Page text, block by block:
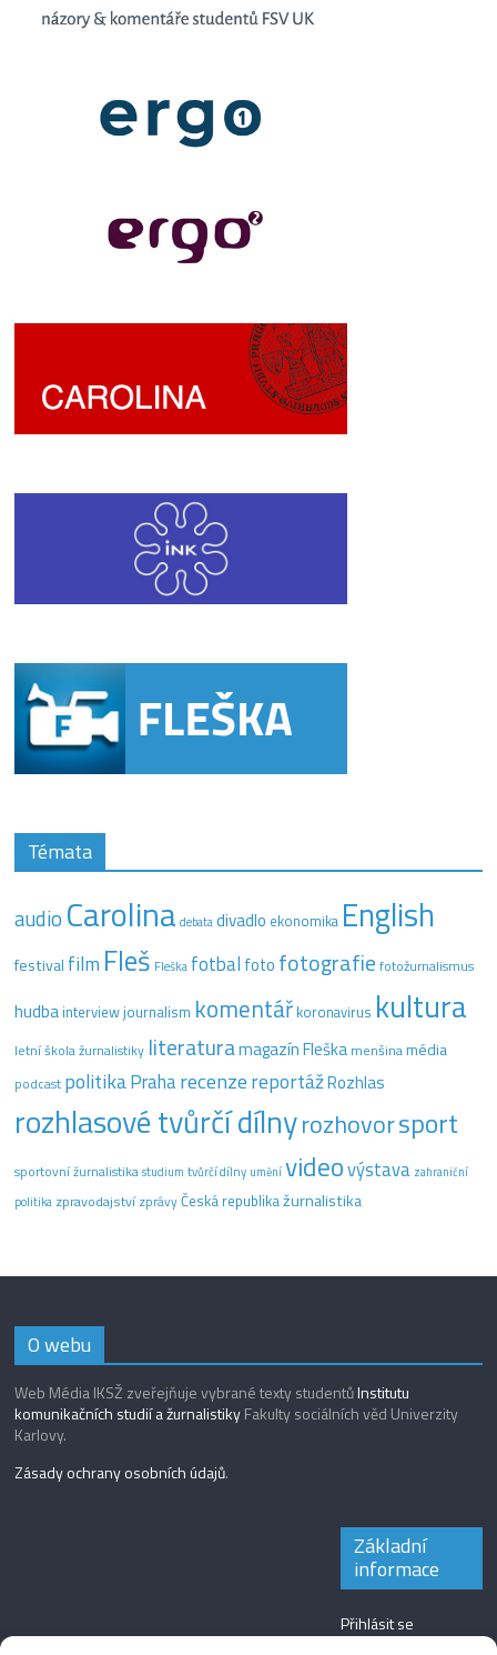
Témata
audio Carolina debata divadlo ekonomika English
festival film Fleš Fleška fotbal foto fotografie fotožurnalismus
hudba interview journalism komentář koronavirus kultura
letní škola žurnalistiky literaturamagazín Fleška menšinamédia
podcast politikaPraharecenzereportážRozhlas
rozhlasové tvůrčí dílnyrozhovorsport
sportovní žurnalistika studium tvůrčí dílny uměnívideovýstava zahraniční
politika zpravodajstvízprávyČeská republikažurnalistika
O webu
Web Média IKSŽ zveřejňuje vybrané texty studentůInstitutu
komunikačních studií a žurnalistikyFakulty sociálních věd Univerzity
Karlovy.
Zásady ochrany osobních údajů.
Základní
informace
Přihlásit se